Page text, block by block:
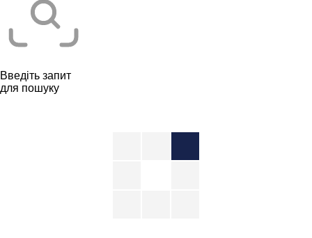
Введіть запит
для пошуку